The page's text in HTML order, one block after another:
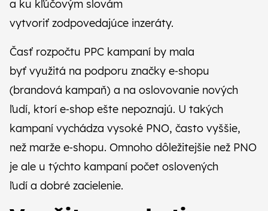
a ku kľúčovým slovám
vytvoriť zodpovedajúce inzeráty.
Časť rozpočtu PPC kampaní by mala
byť využitá na podporu značky e‑shopu
(brandová kampaň) a na oslovovanie nových
ľudí, ktorí e‑shop ešte nepoznajú. U takých
kampaní vychádza vysoké PNO, často vyššie,
než marže e‑shopu. Omnoho dôležitejšie než PNO
je ale u týchto kampaní počet oslovených
ľudí a dobré zacielenie.